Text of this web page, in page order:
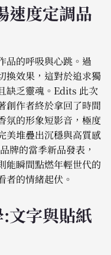
速度定調品
品的呼吸與心跳。過
換效果，這對於追求獨
缺乏靈魂。Edits 此次
創作者終於拿回了時間
氛的形象短影音，極度
美堆疊出沉穩與高質感
牌的當季新品發表，
能瞬間點燃年輕世代的
者的情緒起伏。
文字與貼紙